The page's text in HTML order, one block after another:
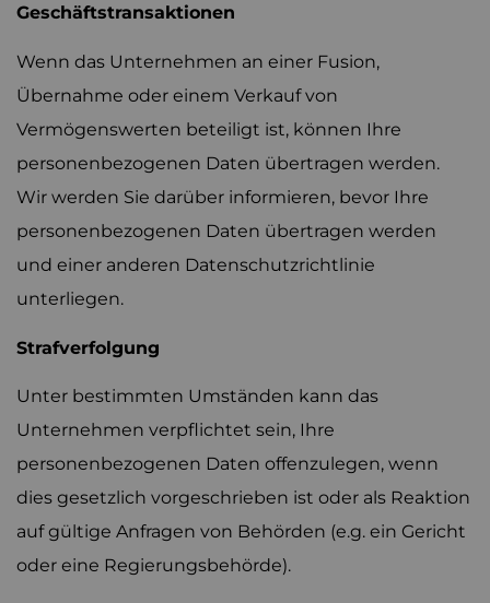
Geschäftstransaktionen
Wenn das Unternehmen an einer Fusion,
Übernahme oder einem Verkauf von
Vermögenswerten beteiligt ist, können Ihre
personenbezogenen Daten übertragen werden.
Wir werden Sie darüber informieren, bevor Ihre
personenbezogenen Daten übertragen werden
und einer anderen Datenschutzrichtlinie
unterliegen.
Strafverfolgung
Unter bestimmten Umständen kann das
Unternehmen verpflichtet sein, Ihre
personenbezogenen Daten offenzulegen, wenn
dies gesetzlich vorgeschrieben ist oder als Reaktion
auf gültige Anfragen von Behörden (e.g. ein Gericht
oder eine Regierungsbehörde).